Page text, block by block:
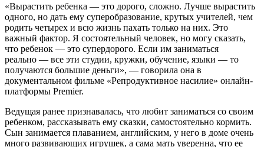
«Вырастить ребенка — это дорого, сложно. Лучше вырастить
одного, но дать ему суперобразование, крутых учителей, чем
родить четырех и всю жизнь пахать только на них. Это
важный фактор. Я состоятельный человек, но могу сказать,
что ребенок — это супердорого. Если им заниматься
реально — все эти студии, кружки, обучение, языки — то
получаются большие деньги», — говорила она в
документальном фильме «Репродуктивное насилие» онлайн-
платформы Premier.
Ведущая ранее признавалась, что любит заниматься со своим
ребенком, рассказывать ему сказки, самостоятельно кормить.
Сын занимается плаванием, английским, у него в доме очень
много развивающих игрушек, а сама мать уверенна, что ее